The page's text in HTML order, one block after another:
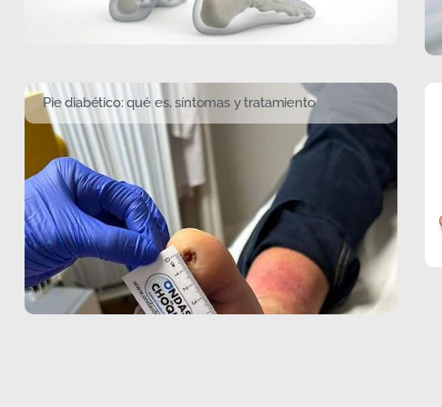
Pie diabético: qué es, síntomas y tratamiento